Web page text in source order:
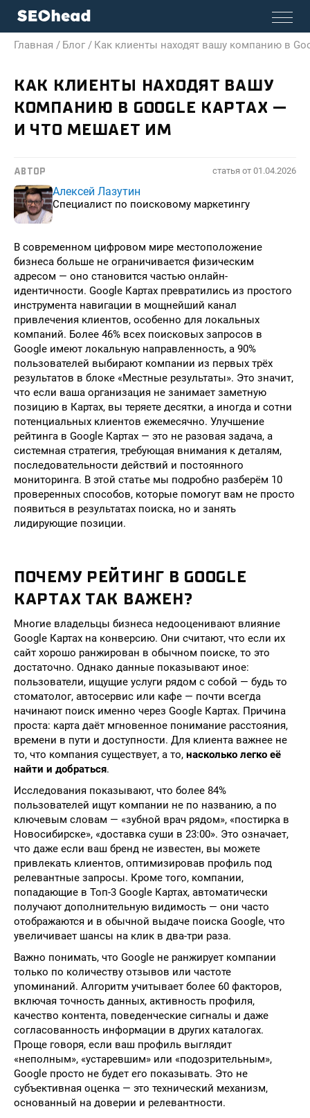
Главная / Блог / Как клиенты находят вашу компанию в
КАК КЛИЕНТЫ НАХОДЯТ ВАШУ
КОМПАНИЮ В GOOGLE КАРТАХ —
И ЧТО МЕШАЕТ ИМ
АВТОР статья от 01.04.2026
Алексей Лазутин
Специалист по поисковому маркетингу
В современном цифровом мире местоположение
бизнеса больше не ограничивается физическим
адресом — оно становится частью онлайн-
идентичности. Google Картах превратились из простого
инструмента навигации в мощнейший канал
привлечения клиентов, особенно для локальных
компаний. Более 46% всех поисковых запросов в
Google имеют локальную направленность, а 90%
пользователей выбирают компании из первых трёх
результатов в блоке «Местные результаты». Это значит,
что если ваша организация не занимает заметную
позицию в Картах, вы теряете десятки, а иногда и сотни
потенциальных клиентов ежемесячно. Улучшение
рейтинга в Google Картах — это не разовая задача, а
системная стратегия, требующая внимания к деталям,
последовательности действий и постоянного
мониторинга. В этой статье мы подробно разберём 10
проверенных способов, которые помогут вам не просто
появиться в результатах поиска, но и занять
лидирующие позиции.
ПОЧЕМУ РЕЙТИНГ В GOOGLE
КАРТАХ ТАК ВАЖЕН?
Многие владельцы бизнеса недооценивают влияние
Google Картах на конверсию. Они считают, что если их
сайт хорошо ранжирован в обычном поиске, то это
достаточно. Однако данные показывают иное:
пользователи, ищущие услуги рядом с собой — будь то
стоматолог, автосервис или кафе — почти всегда
начинают поиск именно через Google Картах. Причина
проста: карта даёт мгновенное понимание расстояния,
времени в пути и доступности. Для клиента важнее не
то, что компания существует, а то, насколько легко её
найти и добраться.
Исследования показывают, что более 84%
пользователей ищут компании не по названию, а по
ключевым словам — «зубной врач рядом», «постирка в
Новосибирске», «доставка суши в 23:00». Это означает,
что даже если ваш бренд не известен, вы можете
привлекать клиентов, оптимизировав профиль под
релевантные запросы. Кроме того, компании,
попадающие в Топ-3 Google Картах, автоматически
получают дополнительную видимость — они часто
отображаются и в обычной выдаче поиска Google, что
увеличивает шансы на клик в два-три раза.
Важно понимать, что Google не ранжирует компании
только по количеству отзывов или частоте
упоминаний. Алгоритм учитывает более 60 факторов,
включая точность данных, активность профиля,
качество контента, поведенческие сигналы и даже
согласованность информации в других каталогах.
Проще говоря, если ваш профиль выглядит
«неполным», «устаревшим» или «подозрительным»,
Google просто не будет его показывать. Это не
субъективная оценка — это технический механизм,
основанный на доверии и релевантности.